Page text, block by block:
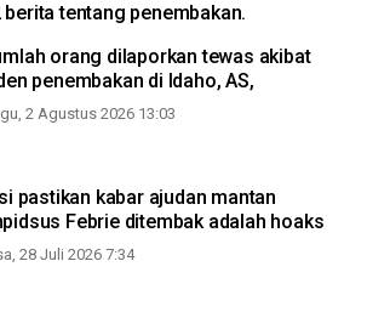
tentang penembakan.
orang dilaporkan tewas akibat
penembakan di Idaho, AS,
2 Agustus 2026 13:03
pastikan kabar ajudan mantan
Febrie ditembak adalah hoaks
28 Juli 2026 7:34